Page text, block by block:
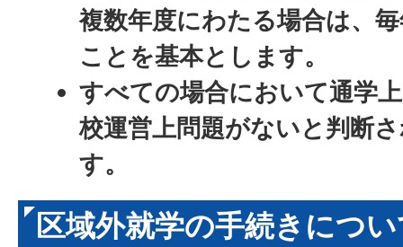
複数年度にわたる場合は、
ことを基本とします。
すべての場合において通学
校運営上問題がないと判断
す。
区域外就学の手続きにつ